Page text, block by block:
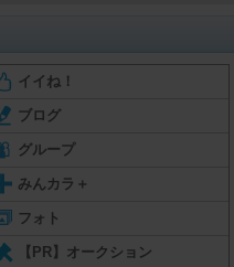
イイね！
ブログ
グループ
みんカラ＋
フォト
【PR】オークション